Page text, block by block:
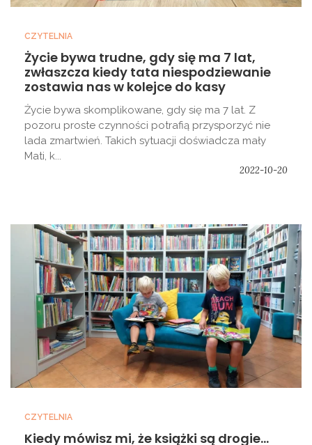
CZYTELNIA
Życie bywa trudne, gdy się ma 7 lat,
zwłaszcza kiedy tata niespodziewanie
zostawia nas w kolejce do kasy
Życie bywa skomplikowane, gdy się ma 7 lat. Z
pozoru proste czynności potrafią przysporzyć nie
lada zmartwień. Takich sytuacji doświadcza mały
Mati, k...
2022-10-20
CZYTELNIA
Kiedy mówisz mi, że książki są drogie...